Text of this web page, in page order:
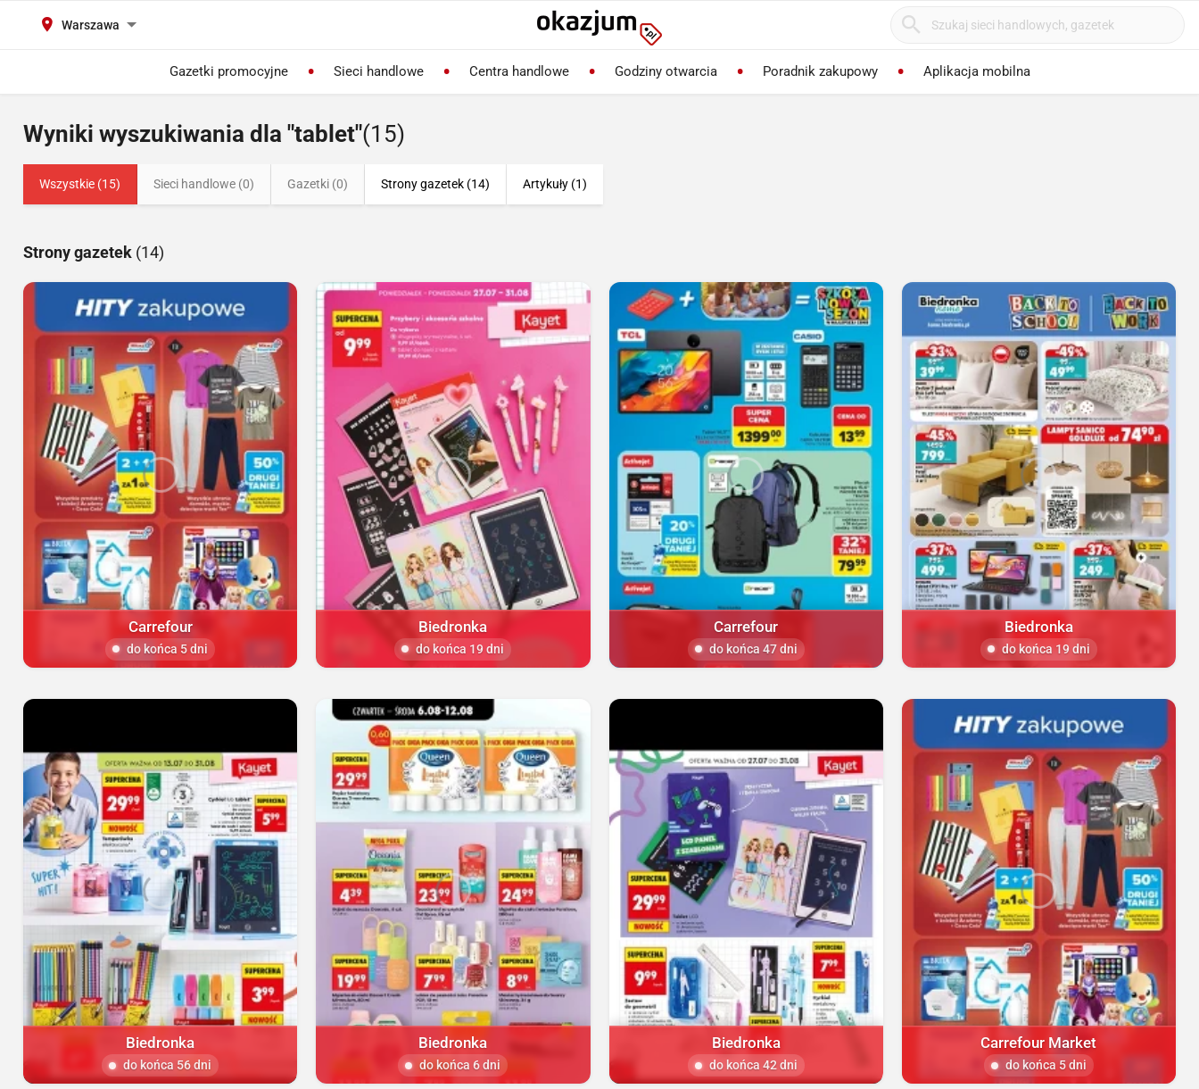
Warszawa
Gazetki promocyjne Sieci handlowe Centra handlowe Godziny otwarcia Poradnik zakupowy Aplikacja mobilna
Wyniki wyszukiwania dla "tablet"(15)
Wszystkie (15) Sieci handlowe (0) Gazetki (0) Strony gazetek (14) Artykuły (1)
Strony gazetek (14)
Carrefour
do końca 5 dni
Biedronka
do końca 19 dni
Carrefour
do końca 47 dni
Biedronka
do końca 19 dni
Biedronka
do końca 56 dni
Biedronka
do końca 6 dni
Biedronka
do końca 42 dni
Carrefour Market
do końca 5 dni